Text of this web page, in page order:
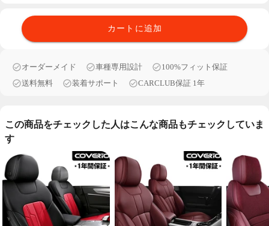
カートに追加
オーダーメイド 車種専用設計
100%フィット保証
送料無料
装着サポート CARCLUB保証 1年
この商品をチェックした人はこんな商品もチェックしていま
す